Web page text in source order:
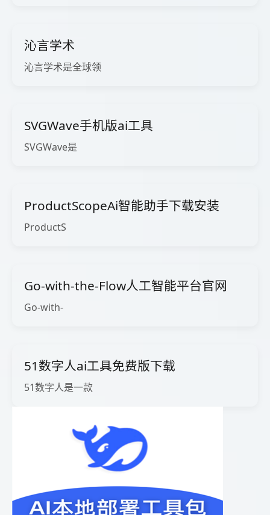
沁言学术
沁言学术是全球领
SVGWave手机版ai工具
SVGWave是
ProductScopeAi智能助手下载安装
ProductS
Go-with-the-Flow人工智能平台官网
Go-with-
51数字人ai工具免费版下载
51数字人是一款